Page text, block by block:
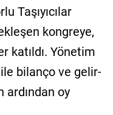
Taşıyıcılar
kongreye,
katıldı. Yönetim
bilanço ve gelir-
ardından oy